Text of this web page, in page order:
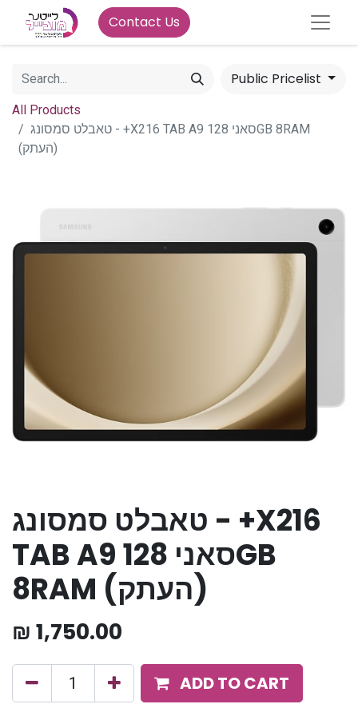
Contact Us
Public Pricelist
All Products
טאבלט סמסונג - +X216 TAB A9 סאני 128GB 8RAM
(העתק)
טאבלט סמסונג - +X216
TAB A9 סאני 128GB
8RAM (העתק)
₪ 1,750.00
ADD TO CART